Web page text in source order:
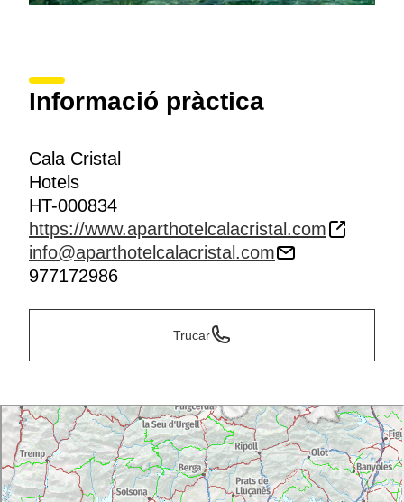
Informació pràctica
Cala Cristal
Hotels
HT-000834
https://www.aparthotelcalacristal.com
info@aparthotelcalacristal.com
977172986
Trucar